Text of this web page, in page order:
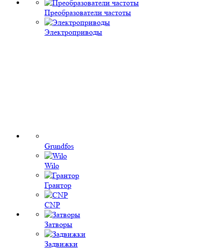
Преобразователи частоты
Электроприводы
Grundfos
Wilo
Грантор
CNP
Затворы
Задвижки